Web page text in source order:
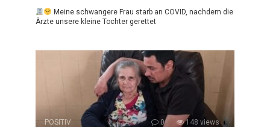
Meine schwangere Frau starb an COVID, nachdem die
Ärzte unsere kleine Tochter gerettet
POSITIV 0 148 views